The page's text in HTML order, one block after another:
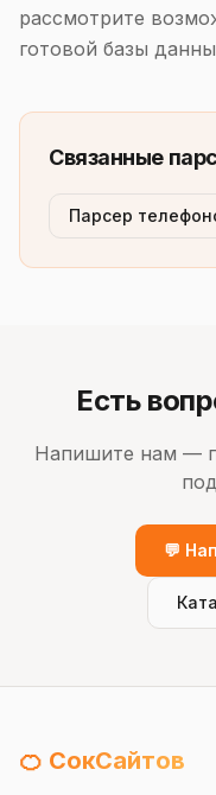
рассмотрите
готовой базы
Связанные
Парсер
Есть
Напишите нам —
💬
🍊 СокСайтов